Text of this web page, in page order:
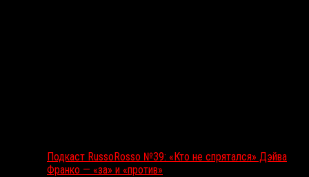
Подкаст RussoRosso №39: «Кто не спрятался» Дэйва
Франко — «за» и «против»